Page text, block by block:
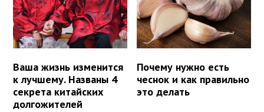
Ваша жизнь изменится
к лучшему. Названы 4
секрета китайских
долгожителей
Почему нужно есть
чеснок и как правильно
это делать